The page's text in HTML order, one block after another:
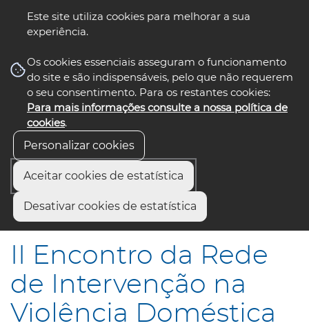
Este site utiliza cookies para melhorar a sua
experiência.
Os cookies essenciais asseguram o funcionamento
do site e são indispensáveis, pelo que não requerem
o seu consentimento. Para os restantes cookies:
Para mais informações consulte a nossa política de
cookies.
Personalizar cookies
Aceitar cookies de estatística
Desativar cookies de estatística
nos select language
Início
II Encontro da Rede de Intervenção na Violência Doméstica
II Encontro da Rede
de Intervenção na
Violência Doméstica